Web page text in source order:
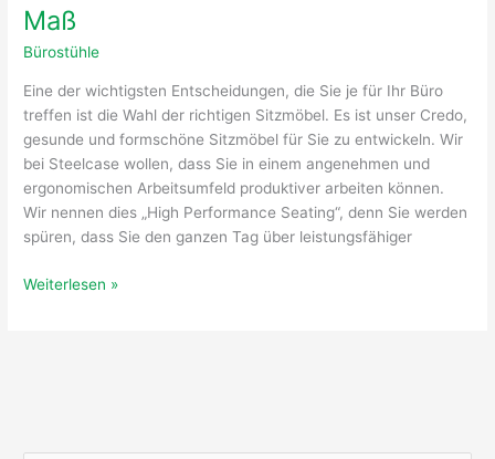
Maß
Bürostühle
Eine der wichtigsten Entscheidungen, die Sie je für Ihr Büro
treffen ist die Wahl der richtigen Sitzmöbel. Es ist unser Credo,
gesunde und formschöne Sitzmöbel für Sie zu entwickeln. Wir
bei Steelcase wollen, dass Sie in einem angenehmen und
ergonomischen Arbeitsumfeld produktiver arbeiten können.
Wir nennen dies „High Performance Seating“, denn Sie werden
spüren, dass Sie den ganzen Tag über leistungsfähiger
Weiterlesen »